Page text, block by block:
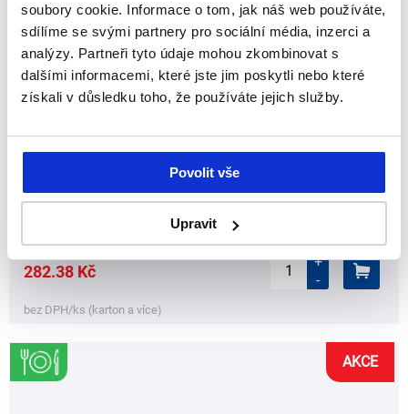
soubory cookie. Informace o tom, jak náš web používáte,
sdílíme se svými partnery pro sociální média, inzerci a
analýzy. Partneři tyto údaje mohou zkombinovat s
dalšími informacemi, které jste jim poskytli nebo které
získali v důsledku toho, že používáte jejich služby.
Povolit vše
Upravit
Jar P&G ProfiLine na ruční mytí nádobí 5 L
Profesionální prostředek na ruční mytí nádobí s
vysokým odmašťovacím účinkem. Vhodné pro použití
282.38 Kč
+
-
bez DPH/ks (karton a více)
AKCE